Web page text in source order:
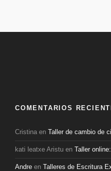
COMENTARIOS
Cristina en Taller de cambio de
kati leatxe Aristu en Taller
Andre en Talleres de Escritura